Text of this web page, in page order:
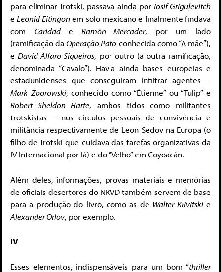
para eliminar Trotski, passava ainda por Iosif Grigulevitch
eLeonid Eitingonem solo mexicano e finalmente findava
com Caridade Ramón Mercader, por um lado
(ramificação daOperação Pato conhecida como “A mãe”),
eDavid Alfaro Siqueiros, por outro (a outra ramificação,
denominada “Cavalo”). Havia ainda bases europeias e
estadunidenses que conseguiram infiltrar agentes –
Mark Zborowski, conhecido como “Étienne” ou “Tulip” e
Robert Sheldon Harte, ambos tidos como militantes
trotskistas – nos círculos pessoais de convivência e
militância respectivamente de Leon Sedov na Europa (o
filho de Trotski que cuidava das tarefas organizativas da
IV Internacional por lá) e do “Velho” em Coyoacán.
Além deles, informações, provas materiais e memórias
de oficiais desertores do NKVD também servem de base
para a produção do livro, como as de Walter Krivitskie
Alexander Orlov, por exemplo.
IV
Esses elementos, indispensáveis para um bom “thriller